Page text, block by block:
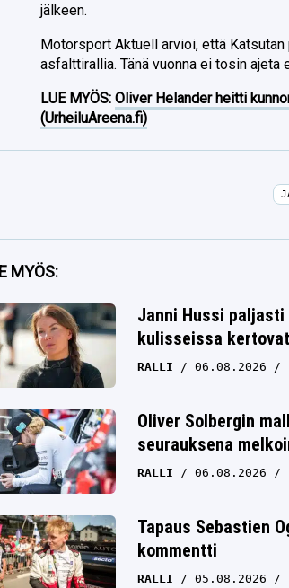
jälkeen.
Motorsport Aktuell arvioi, että
asfalttirallia. Tänä vuonna ei tosin
LUE MYÖS:Oliver Helander heitti
(UrheiluAreena.fi)
Facebook
Twitter
Whatsapp
MYÖS:
Janni Hussi
kulisseissa
RALLI 06.08.2026
Oliver Solbergin
seurauksena
RALLI 06.08.2026
Tapaus Sebastien
kommentti
RALLI 05.08.2026